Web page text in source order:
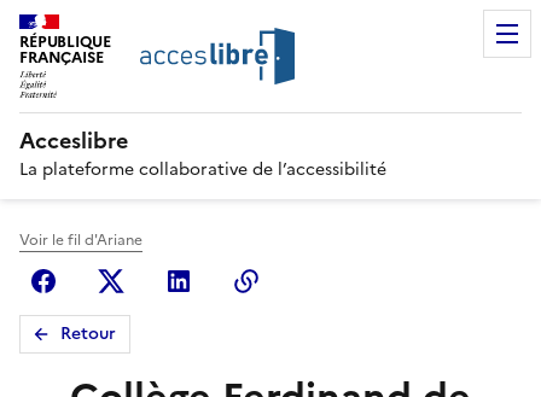
RÉPUBLIQUE
FRANÇAISE
Acceslibre
La plateforme collaborative de l’accessibilité
Voir le fil d'Ariane
FacebookX (anciennement Twitter)
Linkedin
Retour